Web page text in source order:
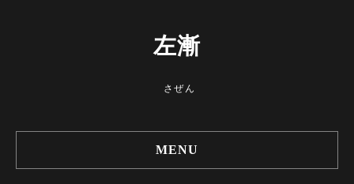
左漸
さぜん
MENU